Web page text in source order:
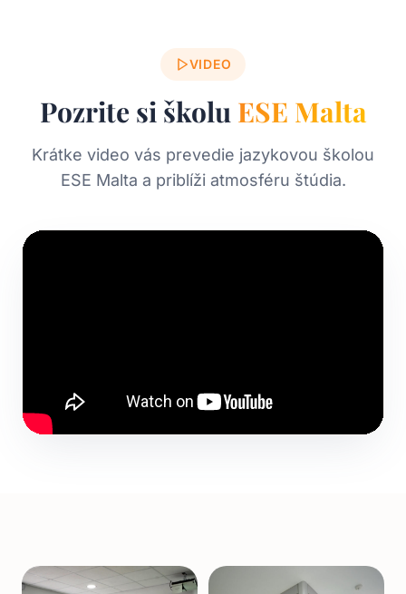
VIDEO
Pozrite si školu ESE Malta
Krátke video vás prevedie jazykovou školou
ESE Malta a priblíži atmosféru štúdia.